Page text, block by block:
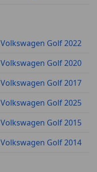
Volkswagen Golf 2022
Volkswagen Golf 2020
Volkswagen Golf 2017
Volkswagen Golf 2025
Volkswagen Golf 2015
Volkswagen Golf 2014